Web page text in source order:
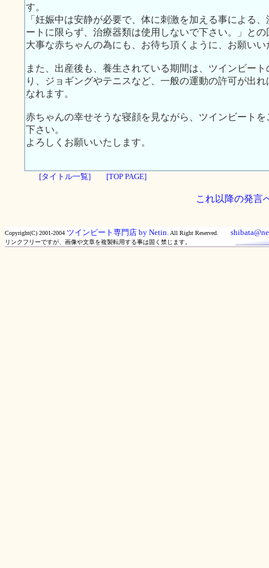
す。
「妊娠中は安静が必要で、体に刺激を加える事による
ートに限らず、治療器類は使用しないで下さい。」との
大事な赤ちゃんの為にも、お待ち頂くように、お願いい
また、出産後も、養生されている期間は、ツインビー
り、ジョギングやテニスなど、一般の運動の許可が出
なれます。
赤ちゃんの幸せそうな寝顔を見ながら、ツインビート
下さい。
よろしくお願いいたします。
[タイトル一覧] [TOP PAGE]
これ以降の発言
Copyright(C) 2001-2004 ツインビート専門店 by Netin. All Right Reserved.
リンクフリーですが、画像や文章を複製転用する事は固く禁じます。